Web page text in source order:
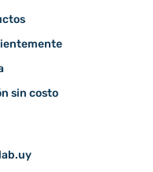
sin costo